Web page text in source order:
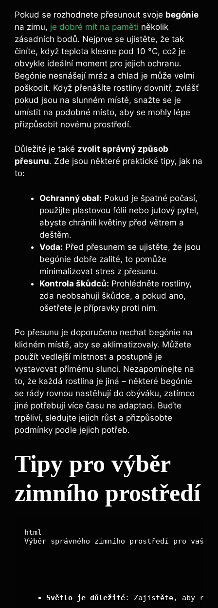
Pokud se rozhodnete přesunout svoje begónie
na zimu, je dobré mít na paměti několik
zásadních bodů. Nejprve se ujistěte, že tak
činíte, když teplota klesne pod 10 °C, což je
obvykle ideální moment pro jejich ochranu.
Begónie nesnášejí mráz a chlad je může velmi
poškodit. Když přenášíte rostliny dovnitř, zvlášť
pokud jsou na slunném místě, snažte se je
umístit na podobné místo, aby se mohly lépe
přizpůsobit novému prostředí.
Důležité je také zvolit správný způsob
přesunu. Zde jsou některé praktické tipy, jak na
to:
Ochranný obal: Pokud je špatné počasí,
použijte plastovou fólii nebo jutový pytel,
abyste chránili květiny před větrem a
deštěm.
Voda: Před přesunem se ujistěte, že jsou
begónie dobře zalité, to pomůže
minimalizovat stres z přesunu.
Kontrola škůdců: Prohlédněte rostliny,
zda neobsahují škůdce, a pokud ano,
ošetřete je přípravky proti nim.
Po přesunu je doporučeno nechat begónie na
klidném místě, aby se aklimatizovaly. Můžete
použít vedlejší místnost a postupně je
vystavovat přímému slunci. Nezapomínejte na
to, že každá rostlina je jiná – některé begónie
se rády rovnou nastěhují do obýváku, zatímco
jiné potřebují více času na adaptaci. Buďte
trpěliví, sledujte jejich růst a přizpůsobte
podmínky podle jejich potřeb.
Tipy pro výběr
zimního prostředí
Výběr správného zimního prostředí pro
Světlo je důležité: Zajistěte, aby